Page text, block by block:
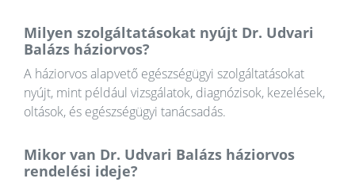
Milyen szolgáltatásokat nyújt Dr. Udvari
Balázs háziorvos?
A háziorvos alapvető egészségügyi szolgáltatásokat
nyújt, mint például vizsgálatok, diagnózisok, kezelések,
oltások, és egészségügyi tanácsadás.
Mikor van Dr. Udvari Balázs háziorvos
rendelési ideje?